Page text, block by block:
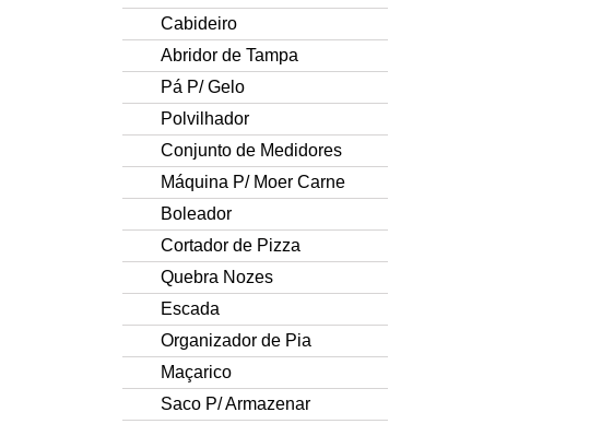
Cabideiro
Abridor de Tampa
Pá P/ Gelo
Polvilhador
Conjunto de Medidores
Máquina P/ Moer Carne
Boleador
Cortador de Pizza
Quebra Nozes
Escada
Organizador de Pia
Maçarico
Saco P/ Armazenar